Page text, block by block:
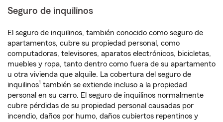
Seguro de inquilinos
El seguro de inquilinos, también conocido como seguro de
apartamentos, cubre su propiedad personal, como
computadoras, televisores, aparatos electrónicos, bicicletas,
muebles y ropa, tanto dentro como fuera de su apartamento
u otra vivienda que alquile. La cobertura del seguro de
inquilinos1 también se extiende incluso a la propiedad
personal en su carro. El seguro de inquilinos normalmente
cubre pérdidas de su propiedad personal causadas por
incendio, daños por humo, daños cubiertos repentinos y